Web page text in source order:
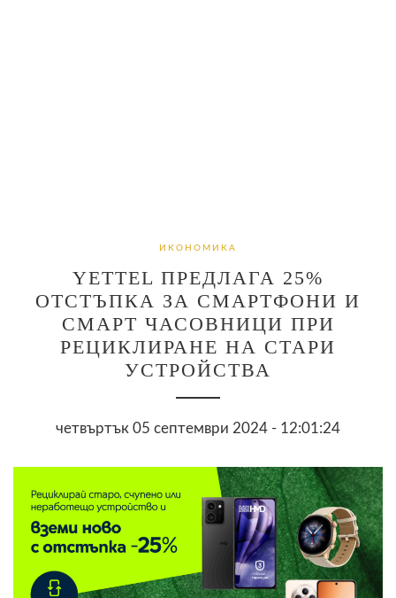
ИКОНОМИКА
YETTEL ПРЕДЛАГА 25%
ОТСТЪПКА ЗА СМАРТФОНИ И
СМАРТ ЧАСОВНИЦИ ПРИ
РЕЦИКЛИРАНЕ НА СТАРИ
УСТРОЙСТВА
четвъртък 05 септември 2024 - 12:01:24